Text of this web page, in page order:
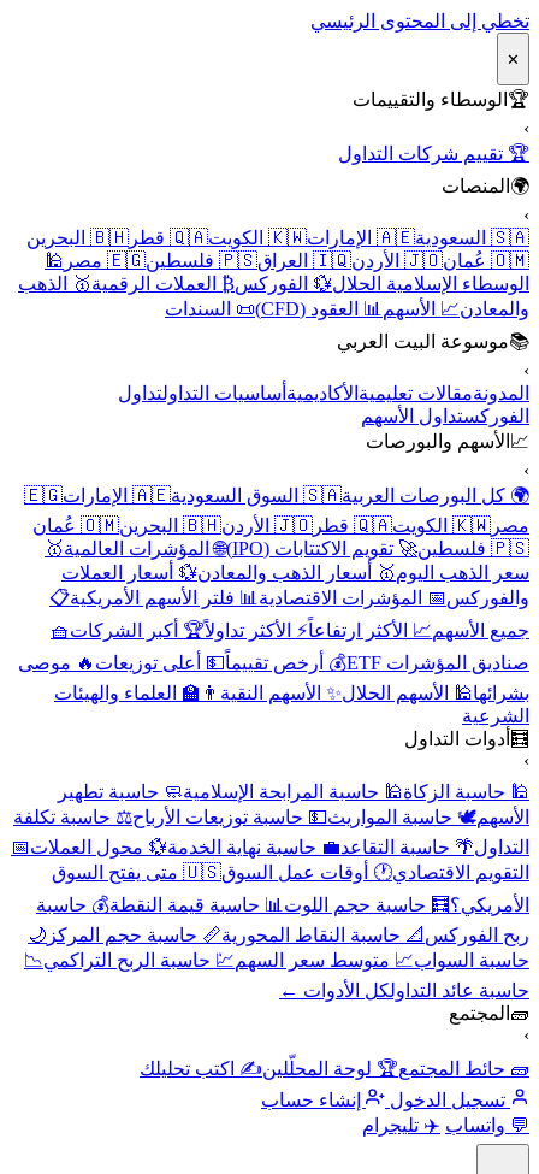
تخطي إلى المحتوى الرئيسي
✕
🏆الوسطاء والتقييمات
🏆 تقييم شركات التداول
🌍المنصات
🇸🇦 السعودية
🇦🇪 الإمارات 🇰🇼 الكويت 🇶🇦 قطر
🇧🇭 البحرين
🇴🇲 عُمان
🇯🇴 الأردن 🇮🇶 العراق 🇵🇸 فلسطين 🇪🇬 مصر
🕌
الوسطاء الإسلامية الحلال 💱 الفوركس ₿ العملات الرقمية🥇 الذهب
والمعادن📈 الأسهم📊 العقود (CFD)
📜 السندات
📚موسوعة البيت العربي
المدونةمقالات تعليميةالأكاديميةأساسيات التداولتداول
الفوركستداول الأسهم
📈الأسهم والبورصات
🌍 كل البورصات العربية🇸🇦 السوق السعودية 🇦🇪 الإمارات
🇪🇬
مصر 🇰🇼 الكويت 🇶🇦 قطر 🇯🇴 الأردن 🇧🇭 البحرين
🇴🇲 عُمان
🇵🇸 فلسطين
🚀 تقويم الاكتتابات (IPO) 🌐 المؤشرات العالمية🥇
سعر الذهب اليوم🥇 أسعار الذهب والمعادن💱 أسعار العملات
والفوركس 📅 المؤشرات الاقتصادية📊 فلتر الأسهم الأمريكية📋
جميع الأسهم📈 الأكثر ارتفاعاً⚡ الأكثر تداولاً🏆 أكبر الشركات🧺
صناديق المؤشرات ETF
💰 أرخص تقييماً💵 أعلى توزيعات🔥 موصى
بشرائها🕌 الأسهم الحلال ✨ الأسهم النقية👨‍🏫 العلماء والهيئات
الشرعية
🧮أدوات التداول
🕌 حاسبة الزكاة🕌 حاسبة المرابحة الإسلامية🧼 حاسبة تطهير
الأسهم🕊️ حاسبة المواريث💵 حاسبة توزيعات الأرباح⚖️ حاسبة تكلفة
التداول 🌴 حاسبة التقاعد💼 حاسبة نهاية الخدمة💱 محول العملات📅
التقويم الاقتصادي🕐 أوقات عمل السوق
🇺🇸 متى يفتح السوق
الأمريكي؟🧮 حاسبة حجم اللوت📊 حاسبة قيمة النقطة💰 حاسبة
ربح الفوركس 📐 حاسبة النقاط المحورية📏 حاسبة حجم المركز 🌙
حاسبة السواب📈 متوسط سعر السهم💹 حاسبة الربح التراكمي 📉
حاسبة عائد التداولكل الأدوات ←
🧱المجتمع
🧱 حائط المجتمع🏆 لوحة المحلّلين✍️ اكتب تحليلك
تسجيل الدخول
إنشاء حساب
💬 واتساب ✈️ تليجرام